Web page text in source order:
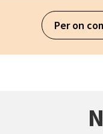
Per on